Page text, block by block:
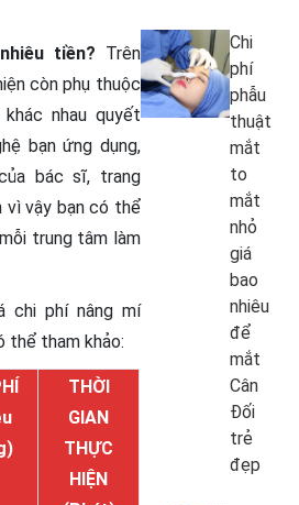
tiền? Trên
còn phụ thuộc
nhau quyết
bạn ứng dụng,
bác sĩ, trang
vì vậy bạn có thể
trung tâm làm
chi phí nâng mí
thể tham khảo:
THỜI
GIAN
THỰC
HIỆN
Chi
phí
phẫu
thuật
mắt
to
mắt
nhỏ
giá
bao
nhiêu
để
mắt
Cân
Đối
trẻ
đẹp